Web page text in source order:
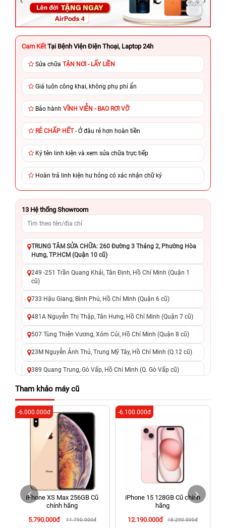
Cam Kết Tại Bệnh Viện Điện Thoại, Laptop 24h
Sửa chữa TẬN NƠI - LẤY LIỀN
Giá luôn công khai, không phụ phí ẩn
Bảo hành VĨNH VIỄN - BAO RƠI VỠ
RẺ CHẤP HẾT- Ở đâu rẻ hơn hoàn tiền
Ký tên linh kiện và xem sửa chữa trực tiếp
Hoàn trả linh kiện hư hỏng có xác nhận chữ ký
13 Hệ thống Showroom
TRUNG TÂM SỬA CHỮA: 260 Đường 3 Tháng 2, Phường Hòa
Hưng, TP.HCM (Quận 10 cũ)
249 -251 Trần Quang Khải, Tân Định, Hồ Chí Minh (Quận 1
cũ)
733 Hậu Giang, Bình Phú, Hồ Chí Minh (Quận 6 cũ)
481A Nguyễn Thị Thập, Tân Hưng, Hồ Chí Minh (Quận 7 cũ)
507 Tùng Thiện Vương, Xóm Củi, Hồ Chí Minh (Quận 8 cũ)
23M Nguyễn Ảnh Thủ, Trung Mỹ Tây, Hồ Chí Minh (Q.12 cũ)
389 Quang Trung, Gò Vấp, Hồ Chí Minh (Q. Gò Vấp cũ)
625 - 625A Âu Cơ, Tân Phú, Hồ Chí Minh (Quận Tân Phú cũ)
326 Lê Văn Việt, Tăng Nhơn Phú, Hồ Chí Minh (Q.9 TP. Thủ
Đức cũ)
256 Võ Văn Ngân, Thủ Đức, Hồ Chí Minh (Bình Thọ, TP. Thủ
Đức Cũ)
70 Nguyễn An Ninh, Dĩ An, Hồ Chí Minh (Bình Dương Cũ)
24h Vũng Tàu: 162A Ba Cu, Vũng Tàu, Hồ Chí Minh (TP. Vũng
Tàu cũ)
198 Hoàng Văn Thụ, Tân Sơn Nhất, Hồ Chí Minh (Tân Bình
Tham khảo máy cũ
iPhone XS Max 256GB Cũ
chính hãng
5.790.000đ
11.790.000đ
-6.000.000đ
iPhone 15 128GB Cũ chính
hãng
12.190.000đ
18.290.000đ
-6.100.000đ